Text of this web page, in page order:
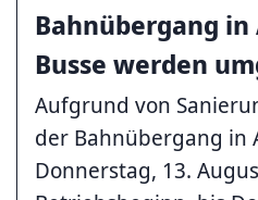
Bahnübergang
Busse werden
Aufgrund von
der Bahnübergang in
Donnerstag, 13.